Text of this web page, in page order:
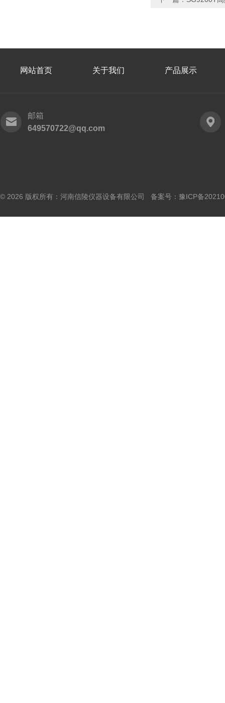
网站首页 关于我们 产品展示
邮箱
649570722@qq.com
© 2026 版权所有：河南信陵仪器设备有限公司 备案号： 豫ICP备